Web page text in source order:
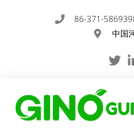
86-371-
中国